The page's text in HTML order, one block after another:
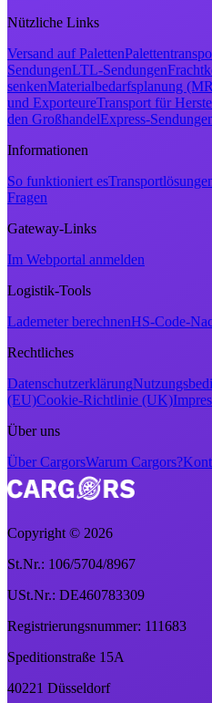
Nützliche Links
Versand auf Paletten
SendungenLTL-Sendungen
senkenMaterialbedarfsplanung
und ExporteureTransport für
den GroßhandelExpress-
Informationen
So funktioniert es
Fragen
Gateway-Links
Im Webportal anmelden
Logistik-Tools
Lademeter berechnenHS-Code-
Rechtliches
Datenschutzerklärung
(EU)Cookie-Richtlinie (UK)
Über uns
Über CargorsWarum Cargors?
Copyright © 2026
St.Nr.: 106/5704/8967
USt.Nr.: DE460783309
Registrierungsnummer: 111683
Speditionstraße 15A
40221 Düsseldorf